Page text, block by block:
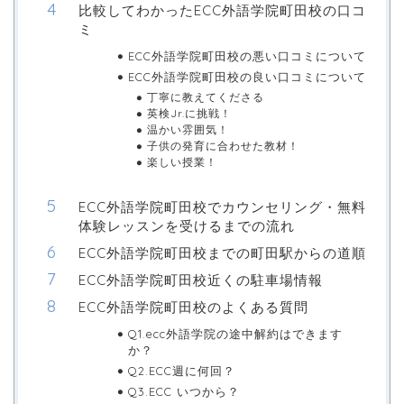
比較してわかったECC外語学院町田校の口コ
ミ
ECC外語学院町田校の悪い口コミについて
ECC外語学院町田校の良い口コミについて
丁寧に教えてくださる
英検Jr.に挑戦！
温かい雰囲気！
子供の発育に合わせた教材！
楽しい授業！
ECC外語学院町田校でカウンセリング・無料
体験レッスンを受けるまでの流れ
ECC外語学院町田校までの町田駅からの道順
ECC外語学院町田校近くの駐車場情報
ECC外語学院町田校のよくある質問
Q1.ecc外語学院の途中解約はできます
か？
Q2.ECC週に何回？
Q3.ECC いつから？